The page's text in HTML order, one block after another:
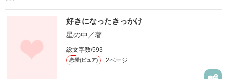
好きになったきっかけ
星の中 ／著
総文字数/593
恋愛(ピュア) 2ページ